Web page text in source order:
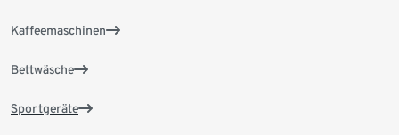
Kaffeemaschinen
Bettwäsche
Sportgeräte